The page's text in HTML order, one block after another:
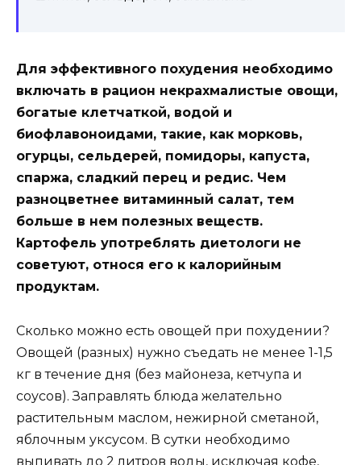
Для эффективного похудения необходимо
включать в рацион некрахмалистые овощи,
богатые клетчаткой, водой и
биофлавоноидами, такие, как морковь,
огурцы, сельдерей, помидоры, капуста,
спаржа, сладкий перец и редис. Чем
разноцветнее витаминный салат, тем
больше в нем полезных веществ.
Картофель употреблять диетологи не
советуют, относя его к калорийным
продуктам.
Сколько можно есть овощей при похудении?
Овощей (разных) нужно съедать не менее 1-1,5
кг в течение дня (без майонеза, кетчупа и
соусов). Заправлять блюда желательно
растительным маслом, нежирной сметаной,
яблочным уксусом. В сутки необходимо
выпивать до 2 литров воды, исключая кофе,